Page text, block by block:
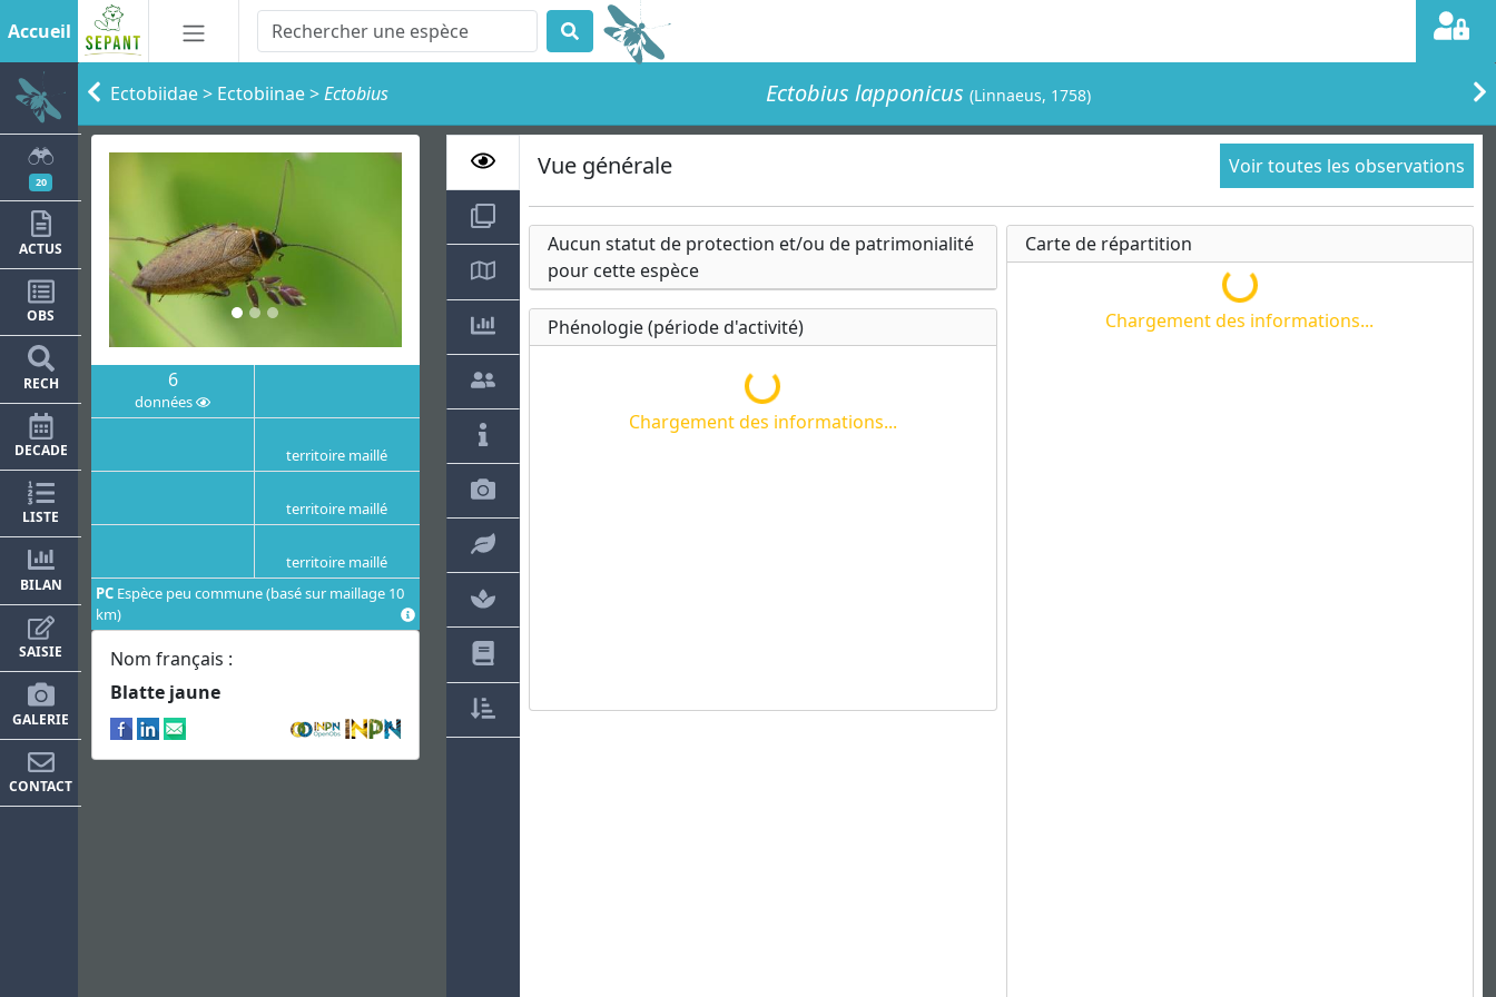
Accueil
20
ACTUS
OBS
RECH
DECADE
LISTE
BILAN
SAISIE
GALERIE
CONTACT
Ectobiidae> Ectobiinae>Ectobius Ectobius lapponicus (Linnaeus, 1758)
6
données
territoire maillé
territoire maillé
territoire maillé
PC Espèce peu commune (basé sur maillage 10
km)
Nom français :
Blatte jaune
Vue générale Voir toutes les observations
Aucun statut de protection et/ou de patrimonialité
pour cette espèce
Phénologie (période d'activité)
Chargement des informations...
Chargement des informations...
Carte de répartition
Chargement des informations...
Chargement des informations...